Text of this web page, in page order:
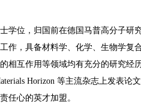
学位，归国前在德国马普高分子研
作，具备材料学、化学、生物学复
相互作用等领域均有充分的研究经
Horizon 等主流杂志上发表论
任心的英才加盟。